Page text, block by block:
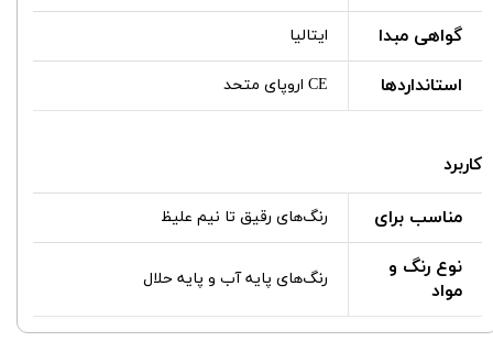
گواهی مبدا ایتالیا
استانداردها CE اروپای متحد
کاربرد
مناسب برای رنگ‌های رقیق تا نیم علیظ
نوع رنگ و
مواد
رنگ‌های پایه آب و پایه حلال